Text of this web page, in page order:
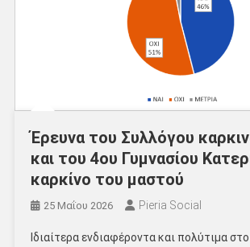
Έρευνα του Συλλόγου
και του 4ου Γυμνασίου
καρκίνο του μαστού
25 Μαΐου 2026 Pieria Social
Ιδιαίτερα ενδιαφέροντα και πολύτιμα